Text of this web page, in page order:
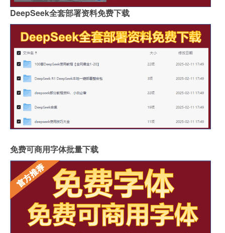
DeepSeek全套部署资料免费下载
免费可商用字体批量下载